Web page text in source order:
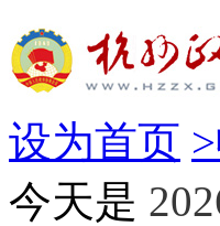
设为首页 >
今天是